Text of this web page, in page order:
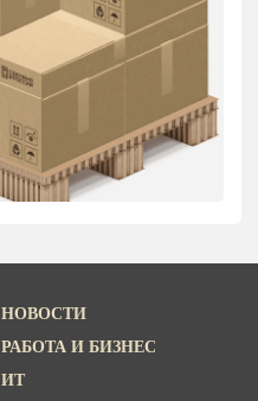
НОВОСТИ
РАБОТА И БИЗНЕС
ИТ